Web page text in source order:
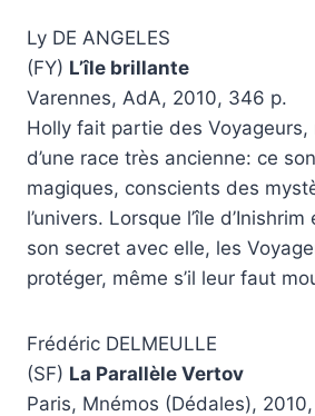
Ly DE ANGELES
(FY) L’île brillante
Varennes, AdA, 2010, 346 p.
Holly fait partie des Voyageurs,
d’une race très ancienne: ce
magiques, conscients des
l’univers. Lorsque l’île
son secret avec elle, les
protéger, même s’il leur faut
Frédéric DELMEULLE
(SF) La Parallèle Vertov
Paris, Mnémos (Dédales),